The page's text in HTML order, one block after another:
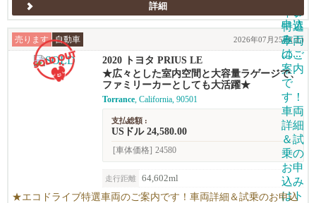
詳細
売ります 自動車 2026年07月25日(土)
2020 トヨタ PRIUS LE
★広々とした室内空間と大容量ラゲージで、
ファミリーカーとしても大活躍★
Torrance, California, 90501
支払総額 :
USドル 24,580.00
[車体価格] 24580
走行距離 64,602ml
★エコドライブ特選車両のご案内です！車両詳細＆試乗のお申込